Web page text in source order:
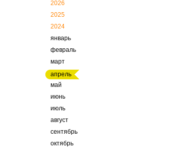
2026
2025
2024
январь
февраль
март
апрель
май
июнь
июль
август
сентябрь
октябрь